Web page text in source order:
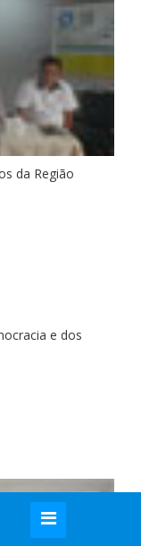
da Região
e dos